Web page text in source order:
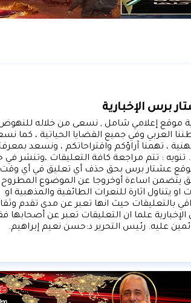
برس الإخبارية
عليه. رئيس التحرير د:حسن نعيم إبراهيم.